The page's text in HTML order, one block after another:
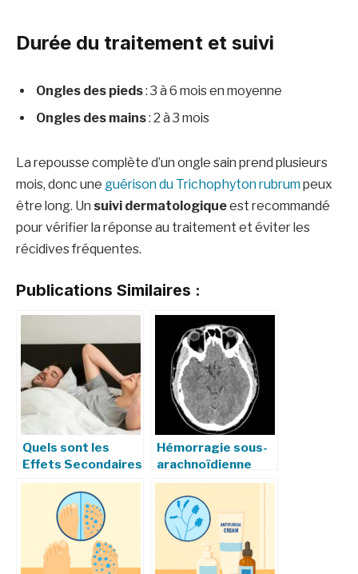
Durée du traitement et suivi
Ongles des pieds: 3 à 6 mois en moyenne
Ongles des mains: 2 à 3 mois
La repousse complète d’un ongle sain prend plusieurs
mois, donc une guérison du Trichophyton rubrumpeux
être long. Un suivi dermatologiqueest recommandé
pour vérifier la réponse au traitement et éviter les
récidives fréquentes.
Publications Similaires :
Quels sont les
Effets Secondaires
de la Machine pour
l’Apnée du Sommeil
Hémorragie sous-
arachnoïdienne
(HSA) : définition,
causes et
traitements